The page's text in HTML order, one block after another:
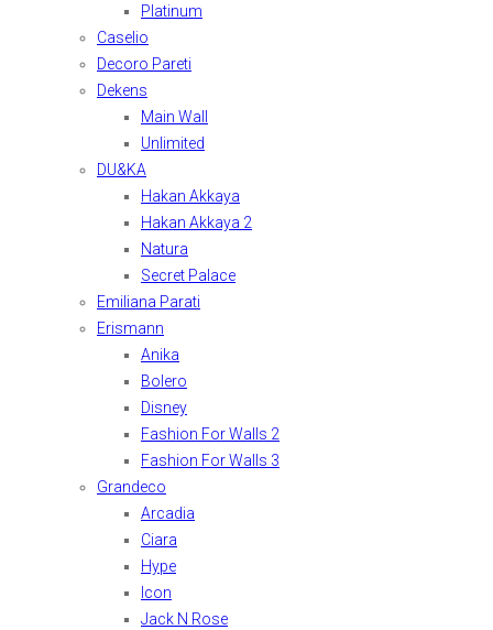
Platinum
Caselio
Decoro Pareti
Dekens
Main Wall
Unlimited
DU&KA
Hakan Akkaya
Hakan Akkaya 2
Natura
Secret Palace
Emiliana Parati
Erismann
Anika
Bolero
Disney
Fashion For Walls 2
Fashion For Walls 3
Grandeco
Arcadia
Ciara
Hype
Icon
Jack N Rose